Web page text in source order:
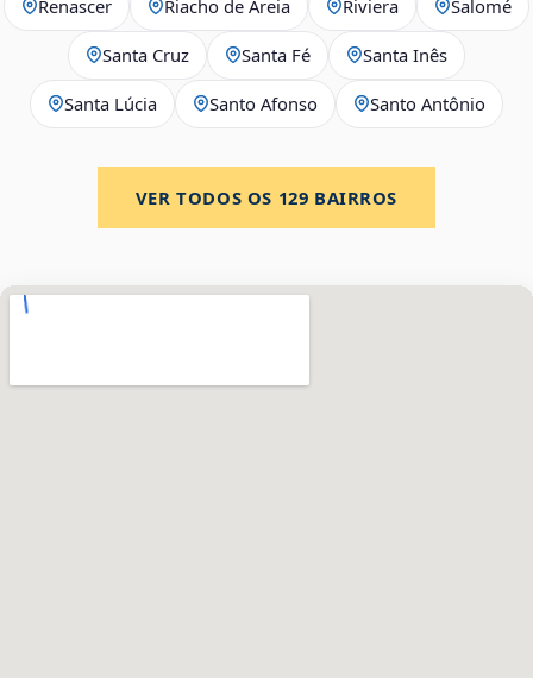
Renascer Riacho de Areia Riviera Salomé
Santa Cruz Santa Fé Santa Inês
Santa Lúcia Santo Afonso Santo Antônio
VER TODOS OS 129 BAIRROS